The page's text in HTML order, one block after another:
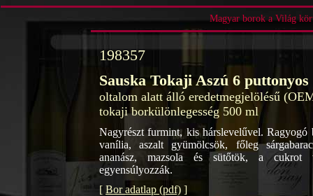
Magyar borok a Világ
198357
Sauska Tokaji Aszú 6 puttonyos
oltalom alatt álló eredetmegjelölésű
tokaji borkülönlegesség 500 ml
Nagyrészt furmint, kis hárslevelűvel. Ragyogó
vanília, aszalt gyümölcsök, főleg
ananász, mazsola és sütőtök, a cukrot
egyensúlyozzák.
[ Bor adatlap (pdf) ]